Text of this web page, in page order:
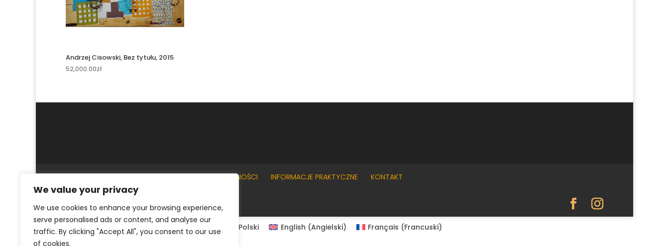
We value your privacy
We use cookies to enhance your browsing experience,
serve personalised ads or content, and analyse our
traffic. By clicking "Accept All", you consent to our use
of cookies.
Andrzej Cisowski, Bez tytułu, 2015
52,000.00zł
POLITYKA PRYWATNOŚCI INFORMACJE PRAKTYCZNE KONTAKT
© ArtKrak Auction House 2023
Polski English (Angielski) Français (Francuski)